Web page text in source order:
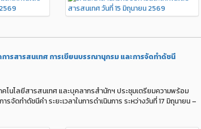
ารสารสนเทศ การเขียนบรรณานุกรม และการจัดทำดัชนี
โนโลยีสารสนเทศ และบุคลากรสำนักฯ ประชุมเตรียมความพร้อม
ดทำดัชนีคำ ระยะเวลาในการดำเนินการ ระหว่างวันที่ 17 มิถุนายน –